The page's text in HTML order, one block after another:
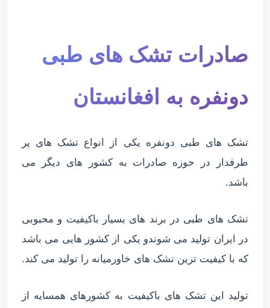
صادرات تشک های طبی
دونفره به افغانستان
تشک های طبی دونفره یکی از انواع تشک های پر
طرفدار در حوزه صادرات به کشور های دیگر می
باشد.
تشک های طبی در برند های بسیار باکیفیت و محبوبی
در ایران تولید می شوندو یکی از کشور هایی می باشد
که با کیفیت ترین تشک های خاورمیانه را تولید می کند.
تولید این تشک های باکیفیت به کشورهای همسایه از